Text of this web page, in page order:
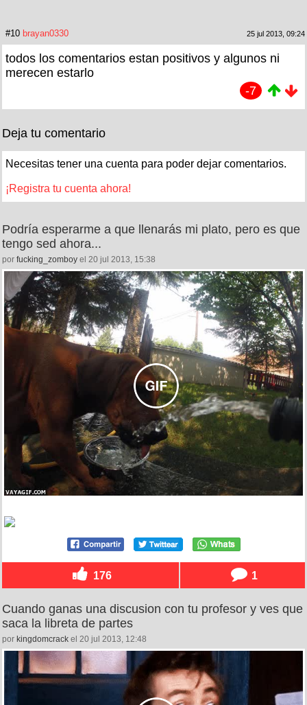
#10 brayan0330 25 jul 2013, 09:24
todos los comentarios estan positivos y algunos ni
merecen estarlo
-7
Deja tu comentario
Necesitas tener una cuenta para poder dejar comentarios.
¡Registra tu cuenta ahora!
Podría esperarme a que llenarás mi plato, pero es que
tengo sed ahora...
por fucking_zomboy el 20 jul 2013, 15:38
176 1
Cuando ganas una discusion con tu profesor y ves que
saca la libreta de partes
por kingdomcrack el 20 jul 2013, 12:48